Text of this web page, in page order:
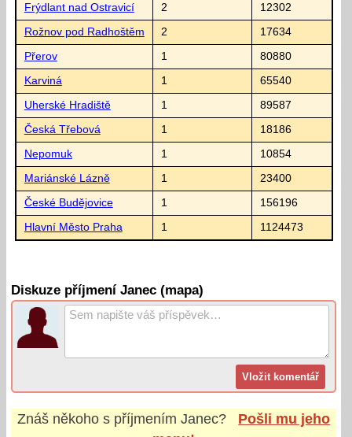
Frýdlant nad Ostravicí 2 12302
Rožnov pod Radhoštěm 2 17634
Přerov 1 80880
Karviná 1 65540
Uherské Hradiště 1 89587
Česká Třebová 1 18186
Nepomuk 1 10854
Mariánské Lázně 1 23400
České Budějovice 1 156196
Hlavní Město Praha 1 1124473
Diskuze příjmení Janec (mapa)
Znáš někoho s příjmenímJanec?
Pošli mu jeho